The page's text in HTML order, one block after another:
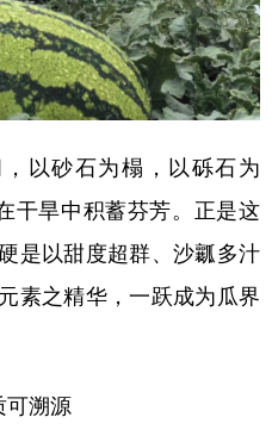
以砂石为榻，以砾石为
干旱中积蓄芬芳。正是这
是以甜度超群、沙瓤多汁
素之精华，一跃成为瓜界
可溯源